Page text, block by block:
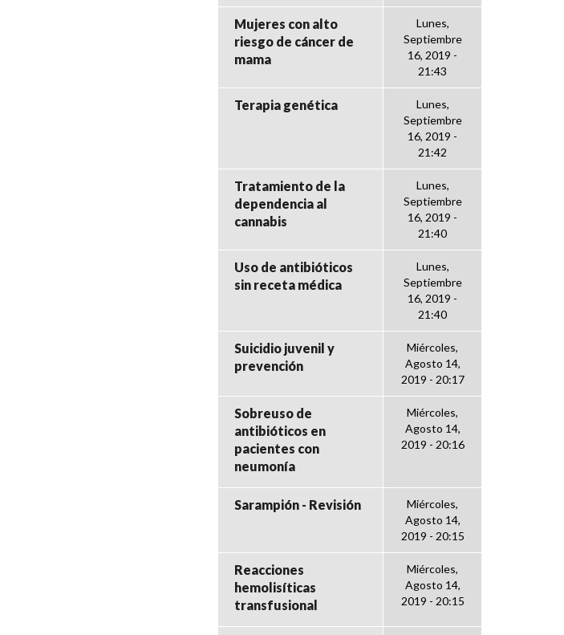
Mujeres con alto
riesgo de cáncer de
mama
Lunes,
Septiembre
16, 2019 -
21:43
Terapia genética
Lunes,
Septiembre
16, 2019 -
21:42
Tratamiento de la
dependencia al
cannabis
Lunes,
Septiembre
16, 2019 -
21:40
Uso de antibióticos
sin receta médica
Lunes,
Septiembre
16, 2019 -
21:40
Suicidio juvenil y
prevención
Miércoles,
Agosto 14,
2019 - 20:17
Sobreuso de
antibióticos en
pacientes con
neumonía
Miércoles,
Agosto 14,
2019 - 20:16
Sarampión - Revisión
Miércoles,
Agosto 14,
2019 - 20:15
Reacciones
hemolisíticas
transfusional
Miércoles,
Agosto 14,
2019 - 20:15